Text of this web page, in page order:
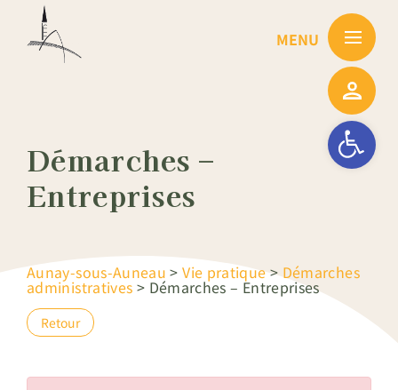
Ouvrir la
Démarches –
Entreprises
Aunay-sous-Auneau >Vie pratique>Démarches
administratives > Démarches – Entreprises
Retour